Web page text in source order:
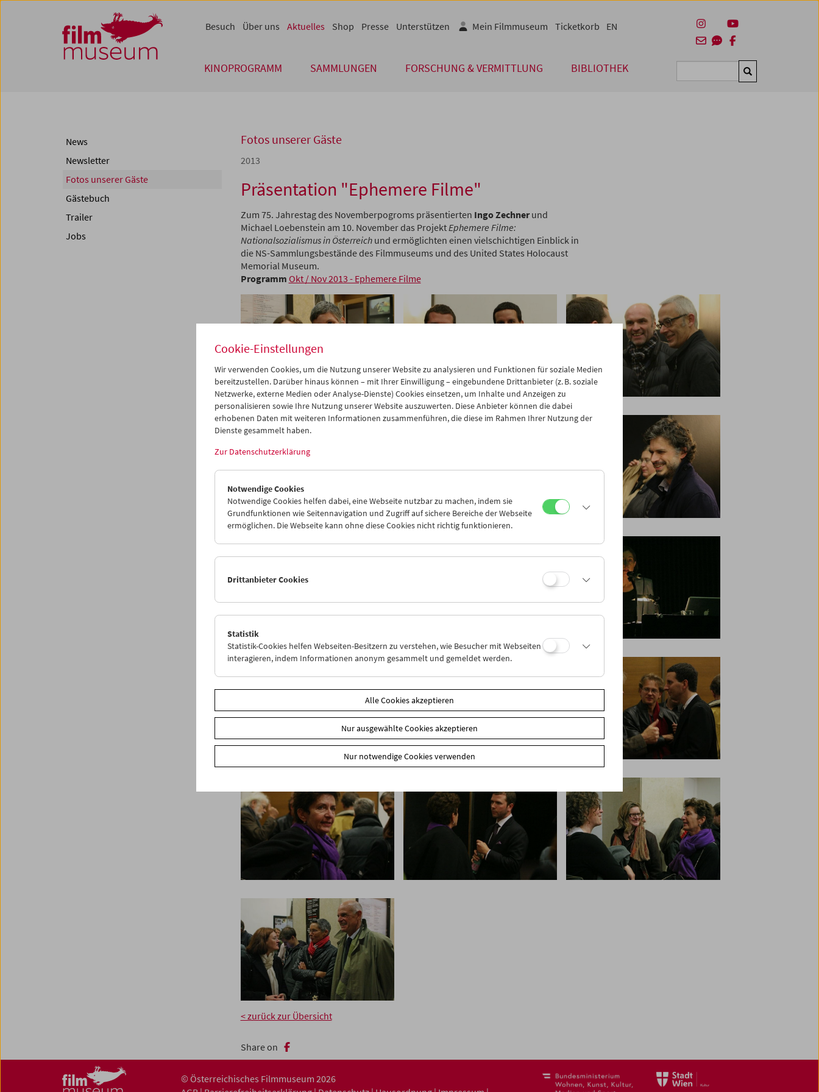
Zum Inhalt
Zum Hauptmenü
Zur Servicenavigation
Zum Suche
KINOPROGRAMM SAMMLUNGEN FORSCHUNG & VERMITTLUNG BIBLIOTHEK Suchen
Besuch Über uns Aktuelles Shop Presse Unterstützen Mein Filmmuseum Ticketkorb EN
Fotos unserer Gäste
2013
Präsentation "Ephemere Filme"
Zum 75. Jahrestag des Novemberpogroms präsentierten Ingo Zechnerund
Michael Loebenstein am 10. November das ProjektEphemere Filme:
Nationalsozialismus in Österreichund ermöglichten einen vielschichtigen Einblick in
die NS-Sammlungsbestände des Filmmuseums und des United States Holocaust
Memorial Museum.
Programm Okt / Nov 2013 - Ephemere Filme
< zurück zur Übersicht
Share on
News
Newsletter
Fotos unserer Gäste
Gästebuch
Trailer
Jobs
© Österreichisches Filmmuseum 2026
Cookie-Einstellungen
Wir verwenden Cookies, um die Nutzung unserer Website zu analysieren und Funktionen für soziale Medien
bereitzustellen. Darüber hinaus können – mit Ihrer Einwilligung – eingebundene Drittanbieter (z. B. soziale
Netzwerke, externe Medien oder Analyse-Dienste) Cookies einsetzen, um Inhalte und Anzeigen zu
personalisieren sowie Ihre Nutzung unserer Website auszuwerten. Diese Anbieter können die dabei
erhobenen Daten mit weiteren Informationen zusammenführen, die diese im Rahmen Ihrer Nutzung der
Dienste gesammelt haben.
Zur Datenschutzerklärung
Notwendige Cookies
Notwendige Cookies helfen dabei, eine Webseite nutzbar zu machen, indem sie
Grundfunktionen wie Seitennavigation und Zugriff auf sichere Bereiche der Webseite
ermöglichen. Die Webseite kann ohne diese Cookies nicht richtig funktionieren.
Drittanbieter Cookies
Statistik
Statistik-Cookies helfen Webseiten-Besitzern zu verstehen, wie Besucher mit Webseiten
interagieren, indem Informationen anonym gesammelt und gemeldet werden.
Alle Cookies akzeptieren
Nur ausgewählte Cookies akzeptieren
Nur notwendige Cookies verwenden